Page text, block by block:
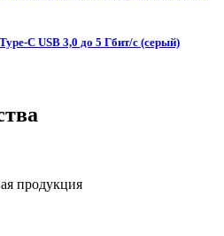
C USB 3,0 до 5 Гбит/с (серый)
продукция